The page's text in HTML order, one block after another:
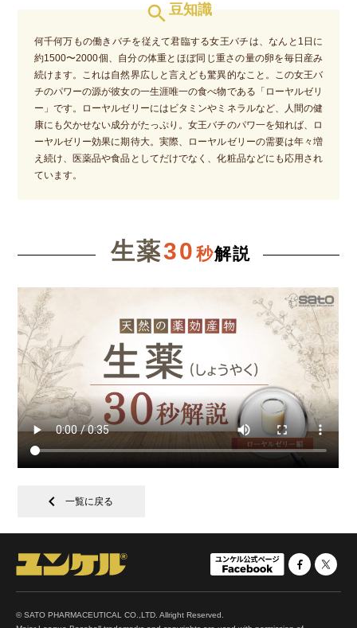
search 豆知識
何千何万もの働きバチを従えて君臨する女王バチは、なんと1日に
約1500〜2000個、自分の体重とほぼ同じ重さの量の卵を毎日産み
続けます。これは自然界広しと言えども驚異的なこと。この女王バ
チのパワーの源が彼女の一生涯唯一の食べ物である「ローヤルゼリ
ー」です。ローヤルゼリーにはビタミンやミネラルなど、人間の健
康にも欠かせない成分がたっぷり。女王バチのパワ一を知れば、ロ
ーヤルゼリー効果に期待大。実際、ローヤルゼリーの需要は年々増
え続け、医薬品や食品としてだけでなく、化粧品などにも応用され
ています。
生薬30 秒解説
chevron_left 一覧に戻る
© SATO PHARMACEUTICAL CO.,LTD. Allright Reserved.